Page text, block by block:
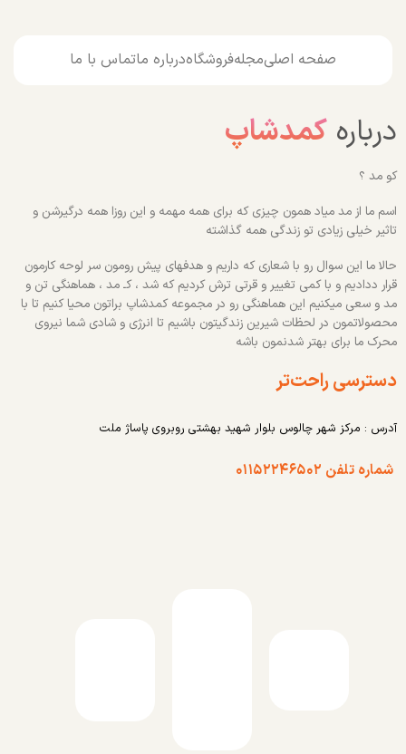
صفحه اصلیمجلهفروشگاهدرباره ماتماس با ما
درباره کمدشاپ
کو مد ؟
اسم ما از مد میاد همون چیزی که برای همه مهمه و این روزا همه درگیرشن و
تاثیر خیلی زیادی تو زندگی همه گذاشته
حالا ما این سوال رو با شعاری که داریم و هدفهای پیش رومون سر لوحه کارمون
قرار ددادیم و با کمی تغییر و قرتی ترش کردیم که شد ، کـ مد ، هماهنگی تن و
مد و سعی میکنیم این هماهنگی رو در مجموعه کمدشاپ براتون محیا کنیم تا با
محصولاتمون در لحظات شیرین زندگیتون باشیم تا انرژی و شادی شما نیروی
محرک ما برای بهتر شدنمون باشه
دسترسی راحت‌تر
آدرس : مرکز شهر چالوس بلوار شهید بهشتی روبروی پاساژ ملت
شماره تلفن ۰۱۱۵۲۲۴۶۵۰۲